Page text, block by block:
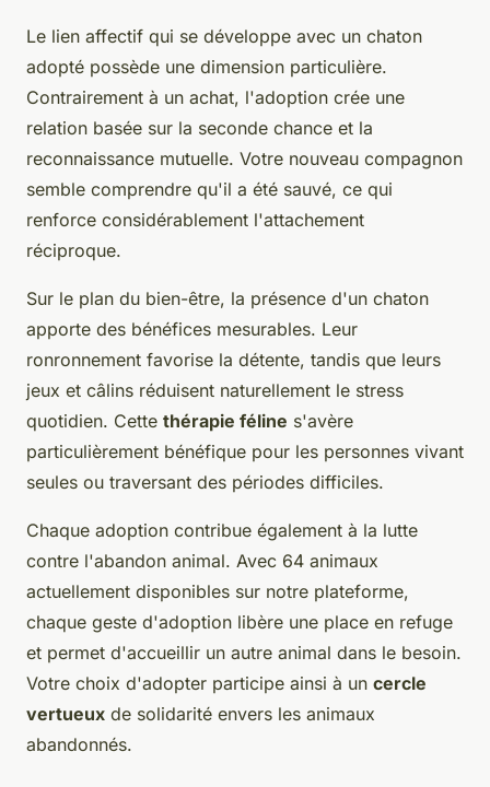
Le lien affectif qui se développe avec un chaton
adopté possède une dimension particulière.
Contrairement à un achat, l'adoption crée une
relation basée sur la seconde chance et la
reconnaissance mutuelle. Votre nouveau compagnon
semble comprendre qu'il a été sauvé, ce qui
renforce considérablement l'attachement
réciproque.
Sur le plan du bien-être, la présence d'un chaton
apporte des bénéfices mesurables. Leur
ronronnement favorise la détente, tandis que leurs
jeux et câlins réduisent naturellement le stress
quotidien. Cette thérapie féline s'avère
particulièrement bénéfique pour les personnes vivant
seules ou traversant des périodes difficiles.
Chaque adoption contribue également à la lutte
contre l'abandon animal. Avec 64 animaux
actuellement disponibles sur notre plateforme,
chaque geste d'adoption libère une place en refuge
et permet d'accueillir un autre animal dans le besoin.
Votre choix d'adopter participe ainsi à un cercle
vertueux de solidarité envers les animaux
abandonnés.